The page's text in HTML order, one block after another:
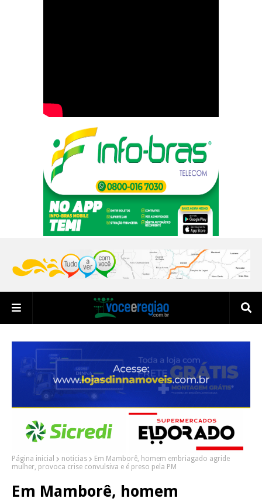
Página inicial noticias
Em Mamborê, homem embriagado agride
mulher, provoca crise convulsiva e é preso pela PM
Em Mamborê, homem